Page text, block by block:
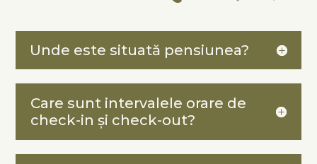
Unde este situată pensiunea?
Care sunt intervalele orare de
check-in și check-out?